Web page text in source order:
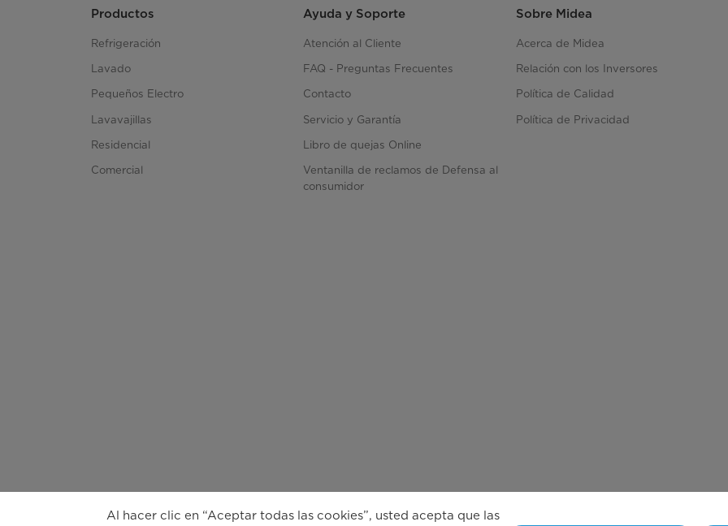
Productos
Refrigeración
Lavado
Pequeños Electro
Lavavajillas
Residencial
Comercial
Ayuda y Soporte
Atención al Cliente
FAQ - Preguntas Frecuentes
Contacto
Servicio y Garantía
Libro de quejas Online
Ventanilla de reclamos de Defensa al
consumidor
Sobre Midea
Acerca de Midea
Relación con los Inversores
Política de Calidad
Política de Privacidad
Al hacer clic en “Aceptar todas las cookies”, usted acepta que las